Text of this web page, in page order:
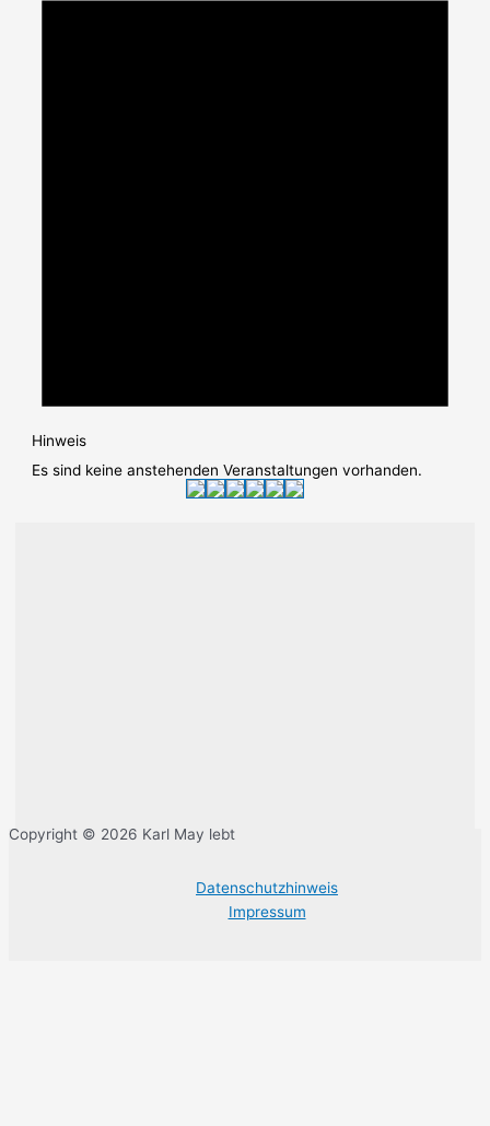
Hinweis
Es sind keine anstehenden Veranstaltungen vorhanden.
Copyright © 2026 Karl May lebt
Datenschutzhinweis
Impressum